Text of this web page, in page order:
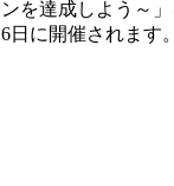
達成しよう～
に開催されます